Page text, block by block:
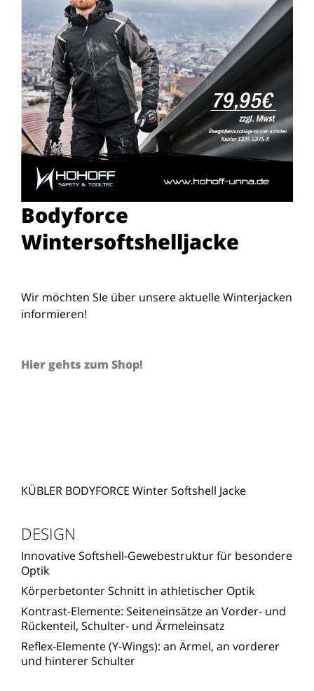
Bodyforce
Wintersoftshelljacke
Wir möchten SIe über unsere aktuelle Winterjacken
informieren!
Hier gehts zum Shop!
KÜBLER BODYFORCE Winter Softshell Jacke
DESIGN
Innovative Softshell-Gewebestruktur für besondere
Optik
Körperbetonter Schnitt in athletischer Optik
Kontrast-Elemente: Seiteneinsätze an Vorder- und
Rückenteil, Schulter- und Ärmeleinsatz
Reflex-Elemente (Y-Wings): an Ärmel, an vorderer
und hinterer Schulter